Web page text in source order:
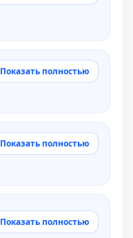
Показать полностью
Показать полностью
Показать полностью